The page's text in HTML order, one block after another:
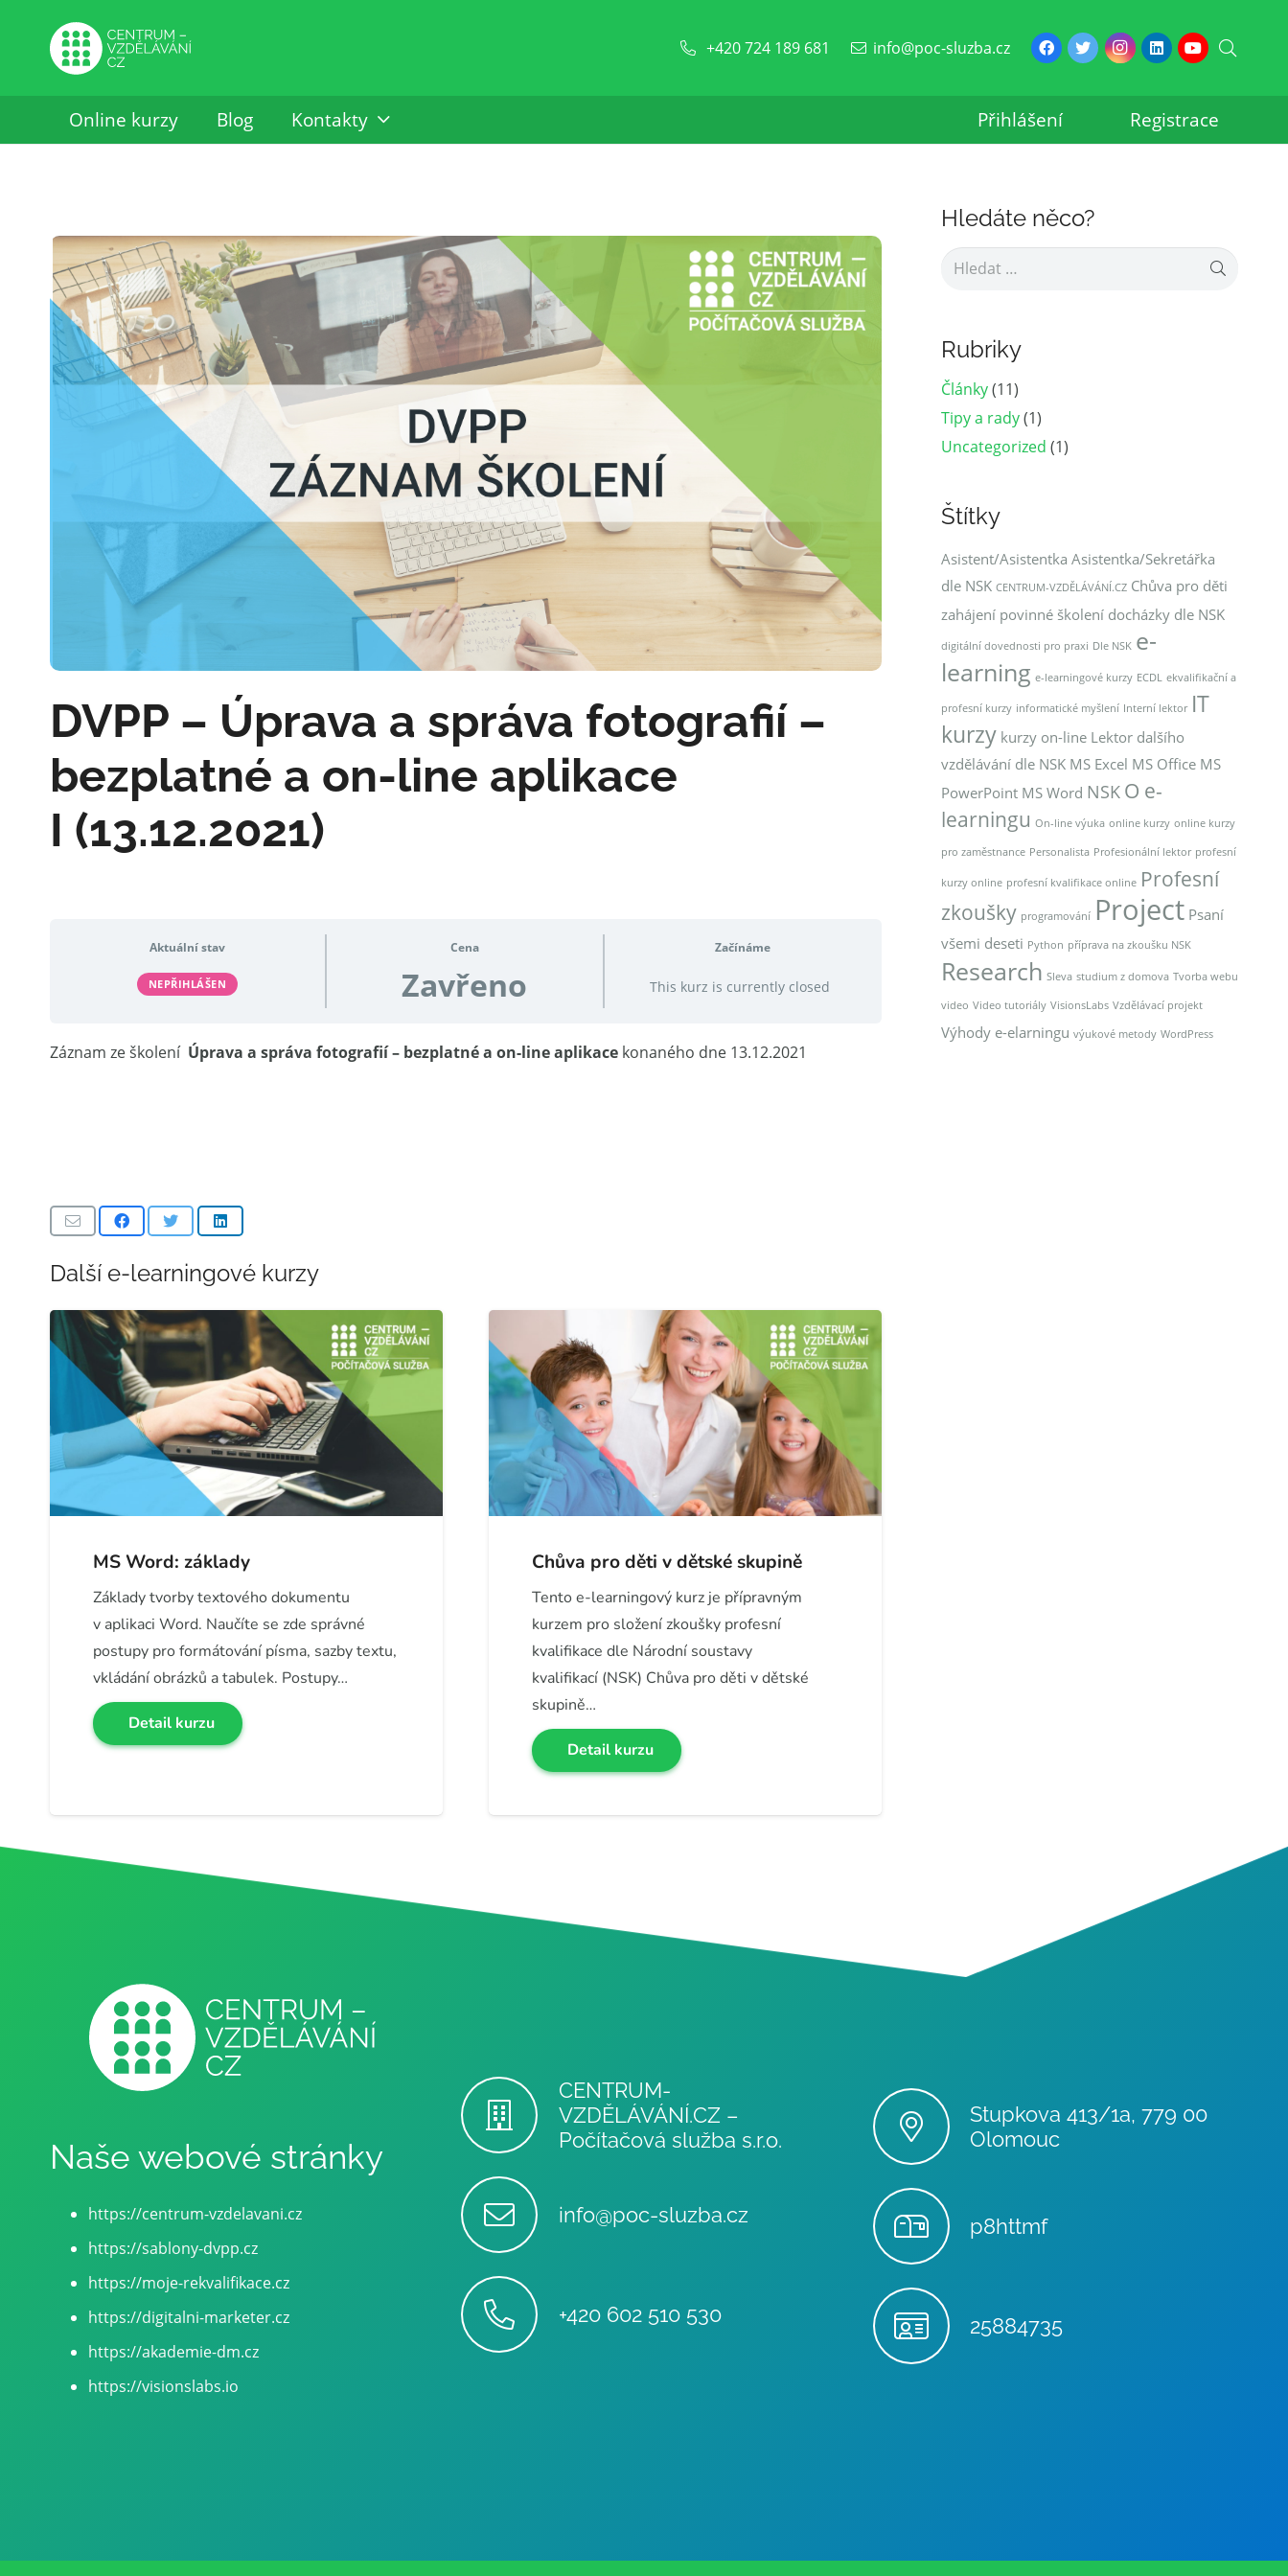
+420 724 189 681 info@poc-sluzba.cz
Online kurzy Blog Kontakty Přihlášení Registrace
DVPP – Úprava a správa fotografií –
bezplatné a on-line aplikace
I (13.12.2021)
Aktuální stav
NEPŘIHLÁŠEN
Cena
Zavřeno
Začínáme
This kurz is currently closed
Záznam ze školení Úprava a správa fotografií – bezplatné a on-line aplikace konaného dne 13.12.2021
Další e-learningové kurzy
MS Word: základy
Základy tvorby textového dokumentu
v aplikaci Word. Naučíte se zde správné
postupy pro formátování písma, sazby textu,
vkládání obrázků a tabulek. Postupy…
Detail kurzu
Chůva pro děti v dětské skupině
Tento e-learningový kurz je přípravným
kurzem pro složení zkoušky profesní
kvalifikace dle Národní soustavy
kvalifikací (NSK) Chůva pro děti v dětské
skupině…
Detail kurzu
Hledáte něco?
Vyhledávání
Rubriky
Články(11)
Tipy a rady(1)
Uncategorized (1)
Štítky
Asistent/Asistentka Asistentka/Sekretářka
dle NSK CENTRUM-VZDĚLÁVÁNÍ.CZ Chůva pro děti
zahájení povinné školení docházky dle NSK
digitální dovednosti pro praxi Dle NSK e-
learning e-learningové kurzy ECDL ekvalifikační a
profesní kurzy informatické myšlení Interní lektor IT
kurzy kurzy on-line Lektor dalšího
vzdělávání dle NSK MS Excel MS Office MS
PowerPoint MS Word NSK O e-
learningu On-line výuka online kurzy online kurzy
pro zaměstnance Personalista Profesionální lektor profesní
kurzy online profesní kvalifikace online Profesní
zkoušky programování Project Psaní
všemi deseti Python příprava na zkoušku NSK
Research Sleva studium z domova Tvorba webu
video Video tutoriály VisionsLabs Vzdělávací projekt
Výhody e-elarningu výukové metody WordPress
Naše webové stránky
https://centrum-vzdelavani.cz
https://sablony-dvpp.cz
https://moje-rekvalifikace.cz
https://digitalni-marketer.cz
https://akademie-dm.cz
https://visionslabs.io
CENTRUM-
VZDĚLÁVÁNÍ.CZ –
Počítačová služba s.r.o.
info@poc-sluzba.cz
+420 602 510 530
Stupkova 413/1a, 779 00
Olomouc
p8httmf
25884735